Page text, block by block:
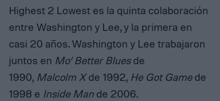
Highest 2 Lowest es la quinta colaboración
entre Washington y Lee, y la primera en
casi 20 años. Washington y Lee trabajaron
juntos en Mo’ Better Bluesde
1990, Malcolm Xde 1992, He Got Gamede
1998 e Inside Mande 2006.